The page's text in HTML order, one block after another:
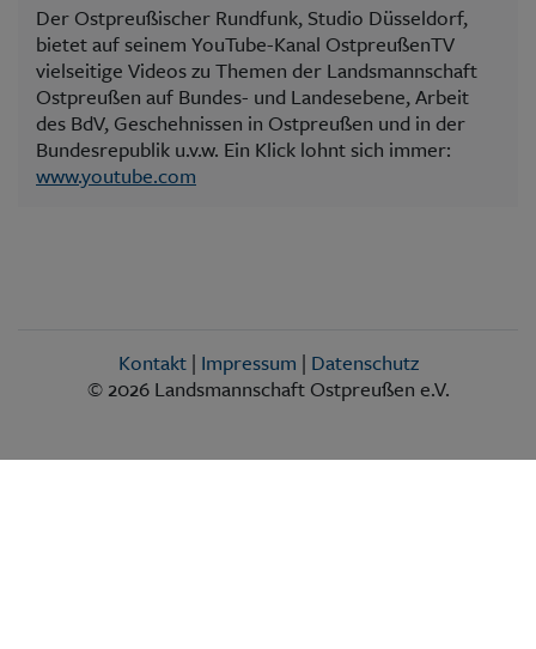
Der Ostpreußischer Rundfunk, Studio Düsseldorf,
bietet auf seinem YouTube-Kanal OstpreußenTV
vielseitige Videos zu Themen der Landsmannschaft
Ostpreußen auf Bundes- und Landesebene, Arbeit
des BdV, Geschehnissen in Ostpreußen und in der
Bundesrepublik u.v.w. Ein Klick lohnt sich immer:
www.youtube.com
Kontakt| Impressum | Datenschutz
© 2026 Landsmannschaft Ostpreußen e.V.